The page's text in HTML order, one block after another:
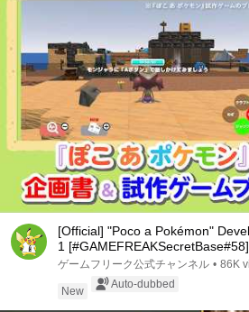
[Official] "Poco a Pokémon"
1 [#GAMEFREAKSecretBase#58]
ゲームフリーク公式チャンネル • 86K
New
Auto-dubbed